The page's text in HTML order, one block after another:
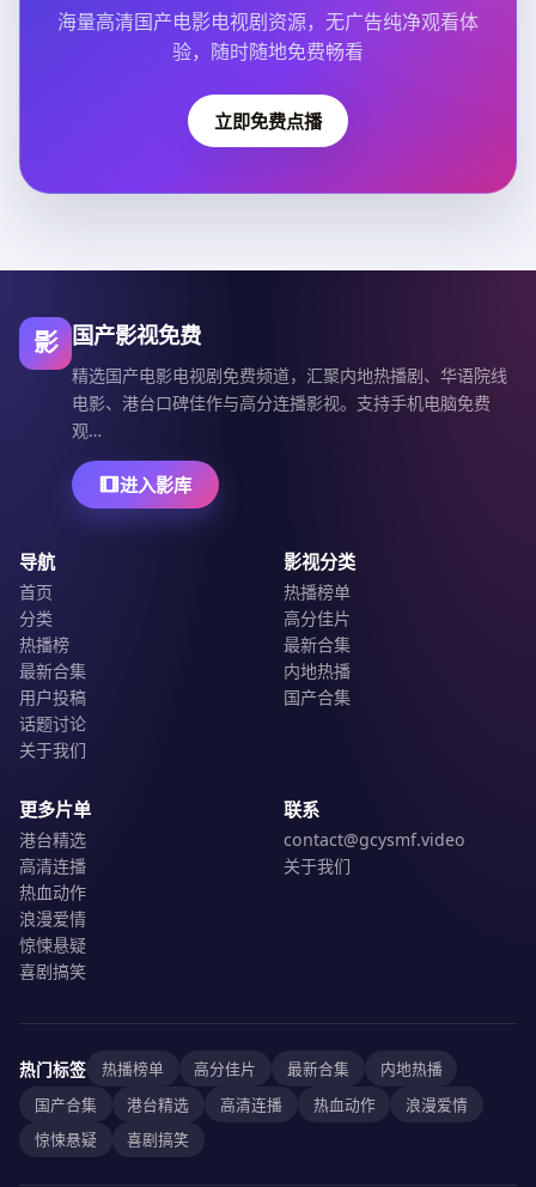
海量高清国产电影电视剧资源，无广告纯净观看体
验，随时随地免费畅看
立即免费点播
影 国产影视免费
精选国产电影电视剧免费频道，汇聚内地热播剧、华语院线
电影、港台口碑佳作与高分连播影视。支持手机电脑免费
观…
进入影库
导航
首页
分类
热播榜
最新合集
用户投稿
话题讨论
关于我们
影视分类
热播榜单
高分佳片
最新合集
内地热播
国产合集
更多片单
港台精选
高清连播
热血动作
浪漫爱情
惊悚悬疑
喜剧搞笑
联系
contact@gcysmf.video
关于我们
热门标签 热播榜单 高分佳片 最新合集
内地热播
国产合集
港台精选 高清连播 热血动作
浪漫爱情
惊悚悬疑
喜剧搞笑